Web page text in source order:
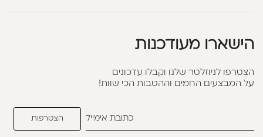
הישארו מעודכנות
הצטרפו לניוזלטר שלנו וקבלו עדכונים
על המבצעים החמים וההטבות הכי שוות!